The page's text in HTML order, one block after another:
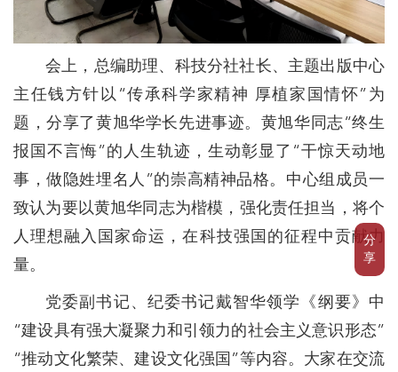
分
享
会上，总编助理、科技分社社长、主题出版中心
主任钱方针以“传承科学家精神 厚植家国情怀”为
题，分享了黄旭华学长先进事迹。黄旭华同志“终生
报国不言悔”的人生轨迹，生动彰显了“干惊天动地
事，做隐姓埋名人”的崇高精神品格。中心组成员一
致认为要以黄旭华同志为楷模，强化责任担当，将个
人理想融入国家命运，在科技强国的征程中贡献力
量。
党委副书记、纪委书记戴智华领学《纲要》中
“建设具有强大凝聚力和引领力的社会主义意识形态”
“推动文化繁荣、建设文化强国”等内容。大家在交流